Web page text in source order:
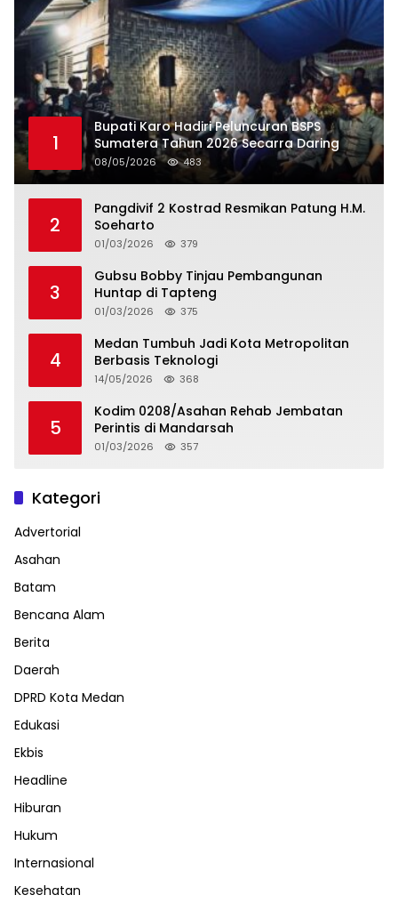
1
Bupati Karo Hadiri Peluncuran BSPS
Sumatera Tahun 2026 Secarra Daring
08/05/2026 483
2
Pangdivif 2 Kostrad Resmikan Patung H.M.
Soeharto
01/03/2026 379
3
Gubsu Bobby Tinjau Pembangunan
Huntap di Tapteng
01/03/2026 375
4
Medan Tumbuh Jadi Kota Metropolitan
Berbasis Teknologi
14/05/2026 368
5
Kodim 0208/Asahan Rehab Jembatan
Perintis di Mandarsah
01/03/2026 357
Kategori
Advertorial
Asahan
Batam
Bencana Alam
Berita
Daerah
DPRD Kota Medan
Edukasi
Ekbis
Headline
Hiburan
Hukum
Internasional
Kesehatan